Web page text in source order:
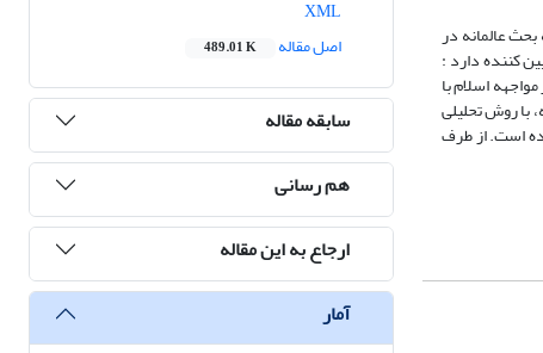
عالمانه در
کننده دارد :
اسلام با
با روش تحلیلی
است. از طرف
اصل مقاله
489.01 K
سابقه مقاله
هم رسانی
ارجاع به این مقاله
آمار